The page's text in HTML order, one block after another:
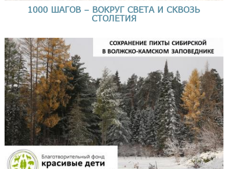
1000 ШАГОВ – ВОКРУГ СВЕТА И СКВОЗЬ
СТОЛЕТИЯ